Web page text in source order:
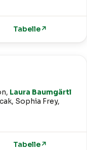
Tabelle↗
Laura Baumgärtl
Sophia Frey,
Tabelle↗